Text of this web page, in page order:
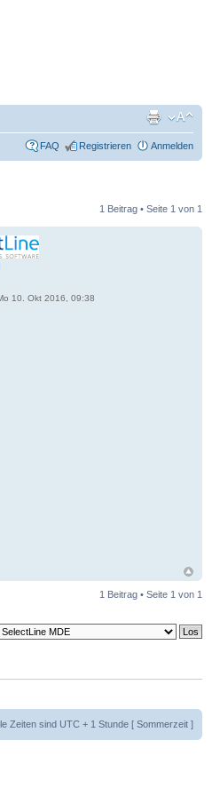
FAQ Registrieren Anmelden
1 Beitrag • Seite 1 von 1
10. Okt 2016, 09:38
1 Beitrag • Seite 1 von 1
Zeiten sind UTC + 1 Stunde [ Sommerzeit ]